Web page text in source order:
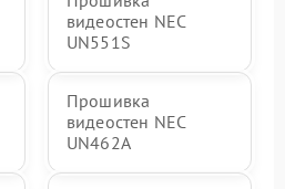
видеостен NEC
UN551S
Прошивка
видеостен NEC
UN462A